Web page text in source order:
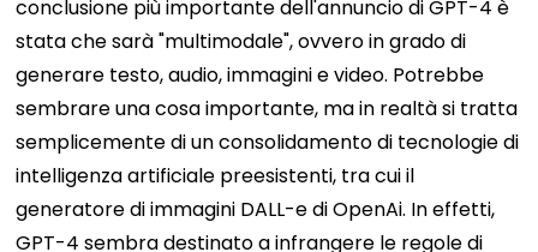
conclusione più importante dell'annuncio di GPT-4 è
stata che sarà "multimodale", ovvero in grado di
generare testo, audio, immagini e video. Potrebbe
sembrare una cosa importante, ma in realtà si tratta
semplicemente di un consolidamento di tecnologie di
intelligenza artificiale preesistenti, tra cui il
generatore di immagini DALL-e di OpenAi. In effetti,
GPT-4 sembra destinato a infrangere le regole di